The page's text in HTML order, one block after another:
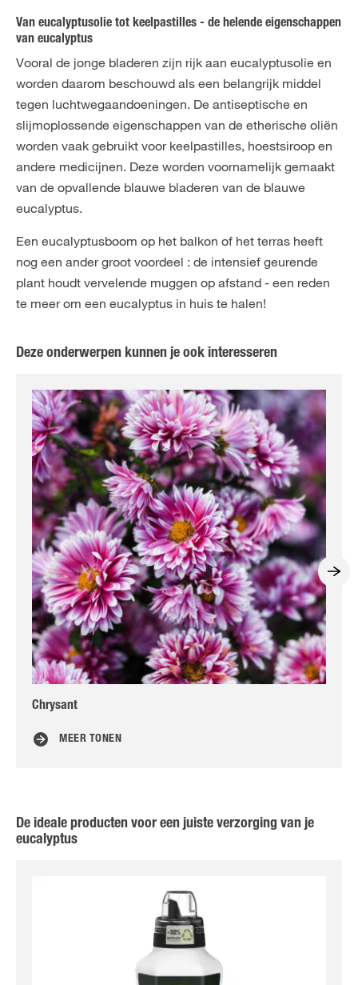
Van eucalyptusolie tot keelpastilles - de helende eigenschappen
van eucalyptus
Vooral de jonge bladeren zijn rijk aan eucalyptusolie en
worden daarom beschouwd als een belangrijk middel
tegen luchtwegaandoeningen. De antiseptische en
slijmoplossende eigenschappen van de etherische oliën
worden vaak gebruikt voor keelpastilles, hoestsiroop en
andere medicijnen. Deze worden voornamelijk gemaakt
van de opvallende blauwe bladeren van de blauwe
eucalyptus.
Een eucalyptusboom op het balkon of het terras heeft
nog een ander groot voordeel : de intensief geurende
plant houdt vervelende muggen op afstand - een reden
te meer om een eucalyptus in huis te halen!
Deze onderwerpen kunnen je ook interesseren
Chrysant
MEER TONEN
De ideale producten voor een juiste verzorging van je
eucalyptus